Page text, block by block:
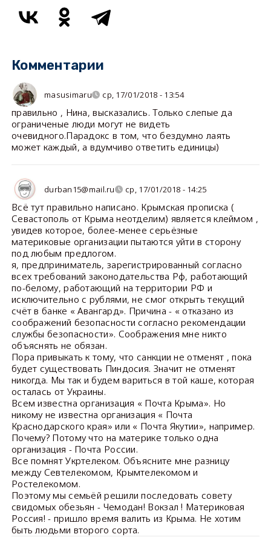
Комментарии
masusimaru ср, 17/01/2018 - 13:54
правильно , Нина, высказались. Только слепые да
ограниченые люди могут не видеть
очевидного.Парадокс в том, что бездумно лаять
может каждый, а вдумчиво ответить единицы)
durban15@mail.ru ср, 17/01/2018 - 14:25
Всё тут правильно написано. Крымская прописка (
Севастополь от Крыма неотделим) является клеймом ,
увидев которое, более-менее серьёзные
материковые организации пытаются уйти в сторону
под любым предлогом.
я, предприниматель, зарегистрированный согласно
всех требований законодательства Рф, работающий
по-белому, работающий на территории РФ и
исключительно с рублями, не смог открыть текущий
счёт в банке « Авангард». Причина - « отказано из
соображений безопасности согласно рекомендации
службы безопасности». Соображения мне никто
объяснять не обязан.
Пора привыкать к тому, что санкции не отменят , пока
будет существовать Пиндосия. Значит не отменят
никогда. Мы так и будем вариться в той каше, которая
осталась от Украины.
Всем известна организация « Почта Крыма». Но
никому не известна организация « Почта
Краснодарского края» или « Почта Якутии», например.
Почему? Потому что на материке только одна
организация - Почта России.
Все помнят Укртелеком. Объясните мне разницу
между Севтелекомом, Крымтелекомом и
Ростелекомом.
Поэтому мы семьёй решили последовать совету
свидомых обезьян - Чемодан! Вокзал ! Материковая
Россия! - пришло время валить из Крыма. Не хотим
быть людьми второго сорта.